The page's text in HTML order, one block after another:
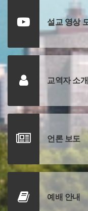
설교 영상
교역자 소개
언론 보도
예배 안내